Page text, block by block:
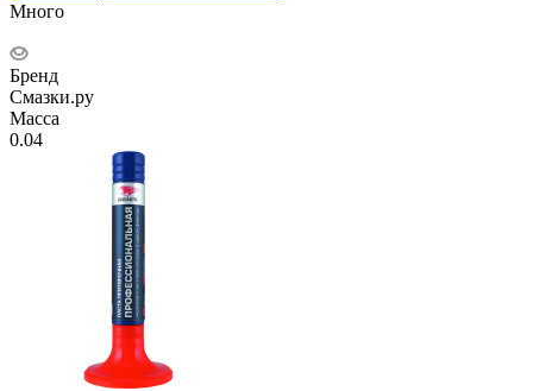
Много
Бренд
Смазки.ру
Масса
0.04